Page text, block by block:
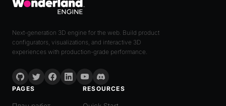
Next-generation 3D engine for the web. Build product
configurators, visualizations, and interactive 3D
experiences with production-grade performance.
PAGES RESOURCES